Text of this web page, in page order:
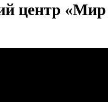
центр